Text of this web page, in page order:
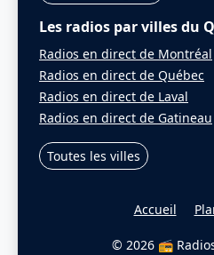
Les radios par villes du
Radios en direct de Montréal
Radios en direct de Québec
Radios en direct de Laval
Radios en direct de Gatineau
Toutes les villes
Accueil
© 2026 📻